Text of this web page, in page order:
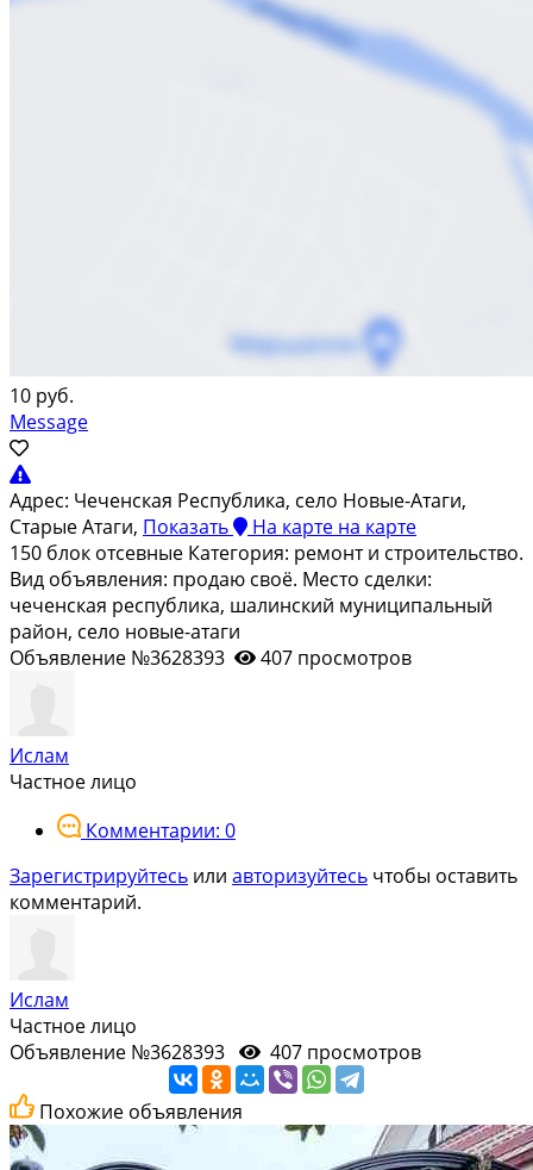
10 руб.
Message
Адрес: Чеченская Республика, село Новые-Атаги,
Старые Атаги, Показать На карте на карте
150 блок отсевные Категория: ремонт и строительство.
Вид объявления: продаю своё. Место сделки:
чеченская республика, шалинский муниципальный
район, село новые-атаги
Объявление №3628393
407 просмотров
Ислам
Частное лицо
Комментарии: 0
Зарегистрируйтесь или авторизуйтесь чтобы оставить
комментарий.
Ислам
Частное лицо
Объявление №3628393
407 просмотров
Похожие объявления